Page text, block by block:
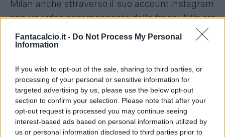
Fantacalcio.it - Do Not Process My Personal
Information
If you wish to opt-out of the sale, sharing to third parties, or
processing of your personal or sensitive information for
targeted advertising by us, please use the below opt-out
section to confirm your selection. Please note that after your
opt-out request is processed you may continue seeing
interest-based ads based on personal information utilized by
us or personal information disclosed to third parties prior to
Milan anche attraverso il suo account instagram
con un video accompagnato dalla frase:"We are
ONE".